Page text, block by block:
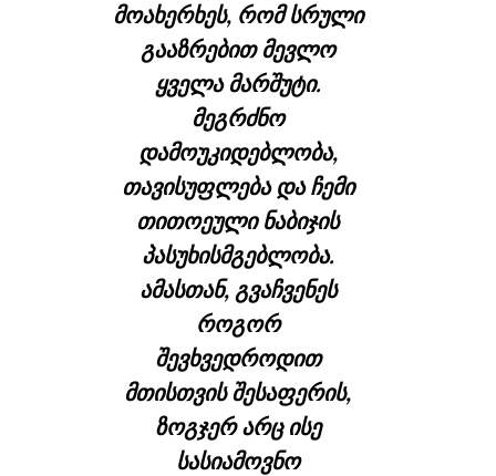
მოახერხეს, რომ სრული
გააზრებით მევლო
ყველა მარშუტი.
მეგრძნო
დამოუკიდებლობა,
თავისუფლება და ჩემი
თითოეული ნაბიჯის
პასუხისმგებლობა.
ამასთან, გვაჩვენეს
როგორ
შევხვედროდით
მთისთვის შესაფერის,
ზოგჯერ არც ისე
სასიამოვნო